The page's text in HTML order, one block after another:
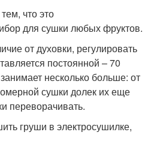
что это
для сушки любых фруктов.
от духовки, регулировать
постоянной – 70
несколько больше: от
сушки долек их еще
переворачивать.
груши в электросушилке,